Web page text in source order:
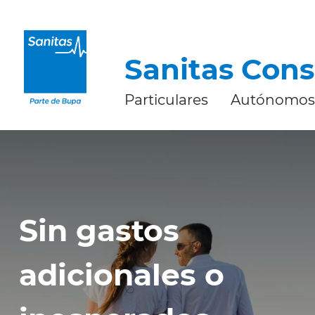
Sanitas
Particulares Autónomos
Sin gastos
adicionales o